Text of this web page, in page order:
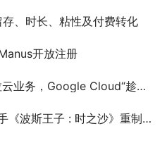
、时长、粘性及付费转化
开放注册
，Google Cloud“趁虚而入”了
斯王子 : 时之沙》重制版的开发